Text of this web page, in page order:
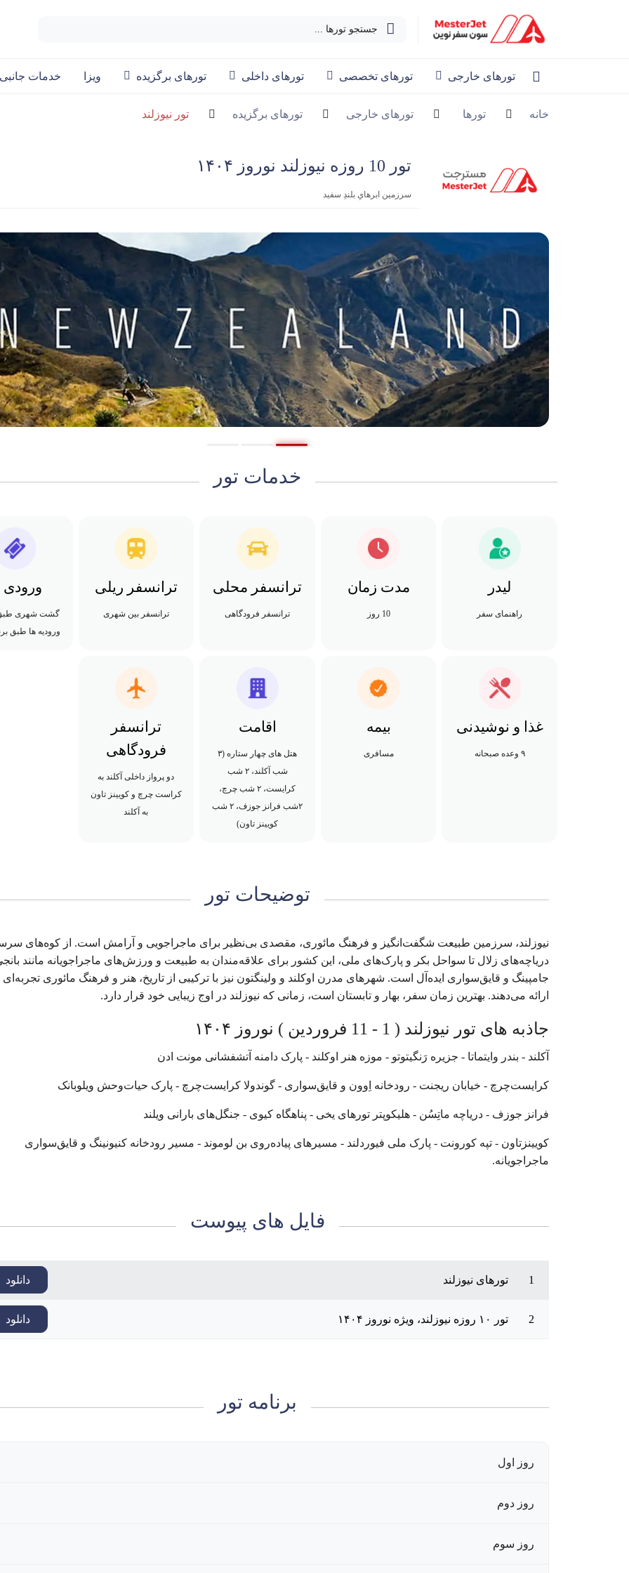
جستجو تورها ...
تورهای خارجی تورهای تخصصی تورهای داخلی تورهای برگزیده ویزا خدمات
خانه تورها تورهای خارجی تورهای برگزیده تور نیوزلند
تور 10 روزه نیوزلند نوروز ۱۴۰۴
سرزمین ابرهایِ بلندِ سفید
خدمات تور
لیدر
راهنمای سفر
مدت زمان
10 روز
ترانسفر محلی
ترانسفر فرودگاهی
ترانسفر ریلی
ترانسفر بین شهری
ورودی
گشت شهری طبق
ورودیه ها طبق
غذا و نوشیدنی
۹ وعده صبحانه
بیمه
مسافری
اقامت
هتل های چهار ستاره (۳
شب آکلند، ۲ شب
کرایست، ۲ شب چرچ،
۲شب فرانز جوزف، ۲ شب
کویینز تاون)
ترانسفر
فرودگاهی
دو پرواز داخلی آکلند به
کراست چرچ و کویینز تاون
به آکلند
توضیحات تور
نیوزلند، سرزمین طبیعت شگفت‌انگیز و فرهنگ مائوری، مقصدی بی‌نظیر برای ماجراجویی و آرامش است. از کوه‌های
دریاچه‌های زلال تا سواحل بکر و پارک‌های ملی، این کشور برای علاقه‌مندان به طبیعت و ورزش‌های ماجراجویانه مانند
جامپینگ و قایق‌سواری ایده‌آل است. شهرهای مدرن اوکلند و ولینگتون نیز با ترکیبی از تاریخ، هنر و فرهنگ مائوری
ارائه می‌دهند. بهترین زمان سفر، بهار و تابستان است، زمانی که نیوزلند در اوج زیبایی خود قرار دارد.
جاذبه های تور نیوزلند ( 1 - 11 فروردین ) نوروز ۱۴۰۴
آکلند - بندر وایتماتا - جزیره رَنگیتوتو - موزه هنر اوکلند - پارک دامنه آتشفشانی مونت ادن
کرایست‌چرچ - خیابان ریجنت - رودخانه اِوون و قایق‌سواری - گوندولا کرایست‌چرچ - پارک حیات‌وحش ویلو‌بانک
فرانز جوزف - دریاچه ماتِسُن - هلیکوپتر تورهای یخی - پناهگاه کیوی - جنگل‌های بارانی ویلند
کویینزتاون - تپه کورونت - پارک ملی فیوردلند - مسیرهای پیاده‌روی بن لوموند - مسیر رودخانه کنیونینگ و قایق‌سواری
ماجراجویانه.
فایل های پیوست
1 تورهای نیوزلند دانلود
2 تور ۱۰ روزه نیوزلند، ویژه نوروز ۱۴۰۴ دانلود
برنامه تور
روز اول
روز دوم
روز سوم